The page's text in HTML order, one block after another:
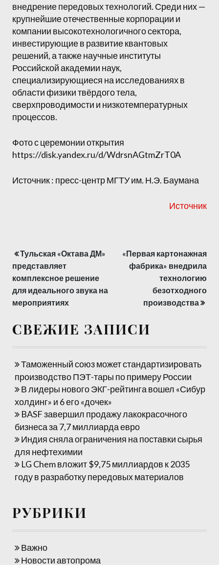
внедрение передовых технологий. Среди них —
крупнейшие отечественные корпорации и
компании высокотехнологичного сектора,
инвестирующие в развитие квантовых
решений, а также научные институты
Российской академии наук,
специализирующиеся на исследованиях в
области физики твёрдого тела,
сверхпроводимости и низкотемпературных
процессов.
Фото с церемонии открытия
https://disk.yandex.ru/d/WdrsnAGtmZrT0A
Источник : пресс-центр МГТУ им. Н.Э. Баумана
Источник
Навигация
по
записям
Тульская «Октава ДМ»
представляет
комплексное решение
для идеального звука на
мероприятиях
«Первая картонажная
фабрика» внедрила
технологию
безотходного
производства
СВЕЖИЕ ЗАПИСИ
Таможенный союз может стандартизировать
производство ПЭТ-тары по примеру России
В лидеры нового ЭКГ-рейтинга вошел «Сибур
холдинг» и 6 его «дочек»
BASF завершил продажу лакокрасочного
бизнеса за 7,7 миллиарда евро
Индия сняла ограничения на поставки сырья
для нефтехимии
LG Chem вложит $9,75 миллиардов к 2035
году в разработку передовых материалов
РУБРИКИ
Важно
Новости автопрома